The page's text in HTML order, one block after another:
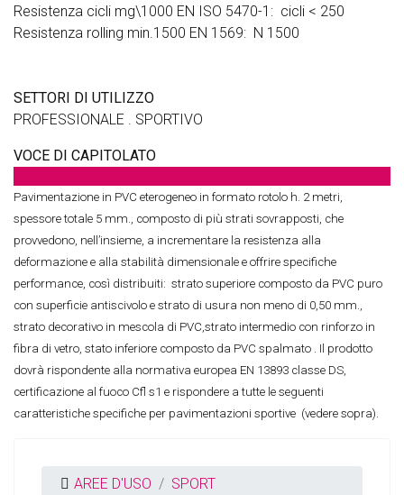
Resistenza cicli mg\1000 EN ISO 5470-1: cicli < 250
Resistenza rolling min.1500 EN 1569: N 1500
SETTORI DI UTILIZZO
PROFESSIONALE . SPORTIVO
VOCE DI CAPITOLATO
Pavimentazione in PVC eterogeneo in formato rotolo h. 2 metri,
spessore totale 5 mm., composto di più strati sovrapposti, che
provvedono, nell’insieme, a incrementare la resistenza alla
deformazione e alla stabilità dimensionale e offrire specifiche
performance, così distribuiti: strato superiore composto da PVC puro
con superficie antiscivolo e strato di usura non meno di 0,50 mm.,
strato decorativo in mescola di PVC,strato intermedio con rinforzo in
fibra di vetro, stato inferiore composto da PVC spalmato . Il prodotto
dovrà rispondente alla normativa europea EN 13893 classe DS,
certificazione al fuoco Cfl s1 e rispondere a tutte le seguenti
caratteristiche specifiche per pavimentazioni sportive (vedere sopra).
AREE D'USO
SPORT